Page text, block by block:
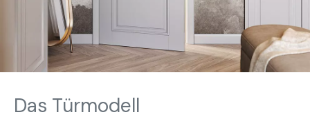
Das Türmodell